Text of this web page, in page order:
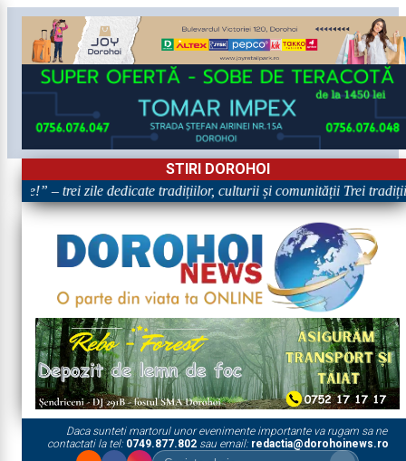
STIRI DOROHOI
– trei zile dedicate tradițiilor, culturii și comunității Trei tradiții.
Daca sunteti martorul unor evenimente importante va rugam sa ne
contactati la tel: 0749.877.802sau email: redactia@dorohoinews.ro